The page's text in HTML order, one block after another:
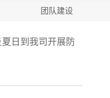
团队建设
日到我司开展防